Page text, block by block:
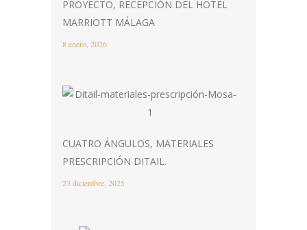
PROYECTO, RECEPCIÓN DEL HOTEL
MARRIOTT MÁLAGA
8 enero, 2026
CUATRO ÁNGULOS, MATERIALES
PRESCRIPCIÓN DITAIL.
23 diciembre, 2025